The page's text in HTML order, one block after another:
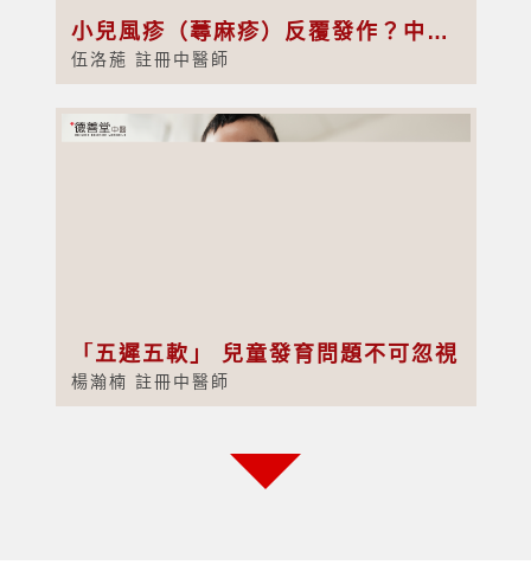
小兒風疹（蕁麻疹）反覆發作？中醫全面解析與調理方法
伍洛葹 註冊中醫師
「五遲五軟」 兒童發育問題不可忽視
楊瀚楠 註冊中醫師